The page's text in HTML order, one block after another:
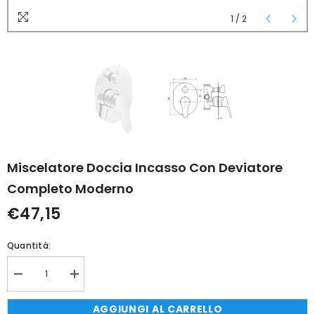
1 / 2
Miscelatore Doccia Incasso Con Deviatore
Completo Moderno
€47,15
Quantità:
Diminuisci
quantità
per
Aumenta
quantità
per
Miscelatore
AGGIUNGI AL CARRELLO